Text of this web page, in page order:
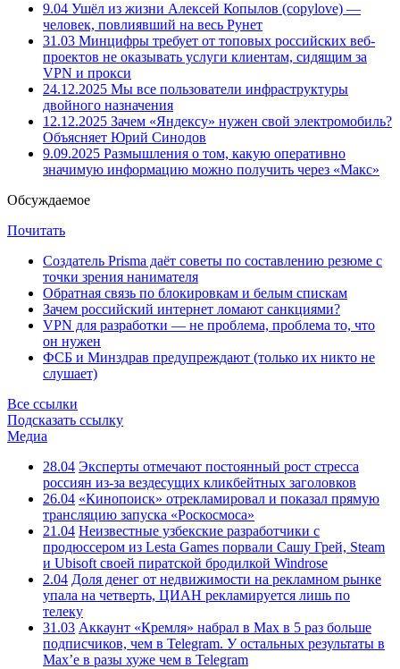
9.04 Ушёл из жизни Алексей Копылов (copylove) —
человек, повлиявший на весь Рунет
31.03 Минцифры требует от топовых российских веб-
проектов не оказывать услуги клиентам, сидящим за
VPN и прокси
24.12.2025 Мы все пользователи инфраструктуры
двойного назначения
12.12.2025 Зачем «Яндексу» нужен свой электромобиль?
Объясняет Юрий Синодов
9.09.2025 Размышления о том, какую оперативно
значимую информацию можно получить через «Макс»
Обсуждаемое
Почитать
Создатель Prisma даёт советы по составлению резюме с
точки зрения нанимателя
Обратная связь по блокировкам и белым спискам
Зачем российский интернет ломают санкциями?
VPN для разработки — не проблема, проблема то, что
он нужен
ФСБ и Минздрав предупреждают (только их никто не
слушает)
Все ссылки
Подсказать ссылку
Медиа
28.04 Эксперты отмечают постоянный рост стресса
россиян из-за вездесущих кликбейтных заголовков
26.04 «Кинопоиск» отрекламировал и показал прямую
трансляцию запуска «Роскосмоса»
21.04 Неизвестные узбекские разработчики с
продюссером из Lesta Games порвали Сашу Грей, Steam
и Ubisoft своей пиратской бродилкой Windrose
2.04 Доля денег от недвижимости на рекламном рынке
упала на четверть, ЦИАН рекламируется лишь по
телеку
31.03 Аккаунт «Кремля» набрал в Max в 5 раз больше
подписчиков, чем в Telegram. У остальных результаты в
Max’е в разы хуже чем в Telegram